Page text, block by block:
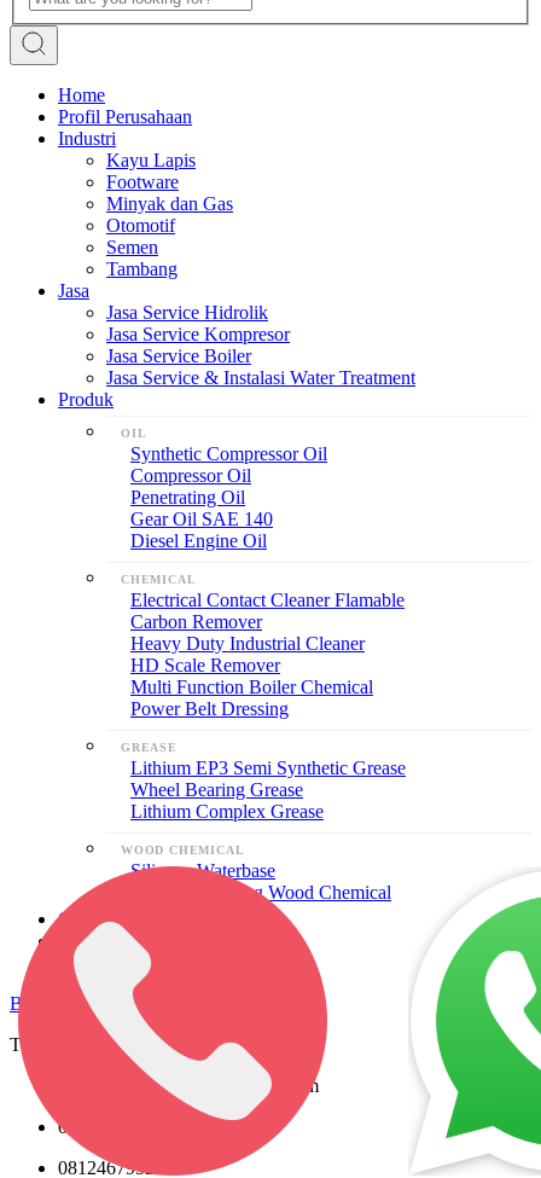
Home
Profil Perusahaan
Industri
Kayu Lapis
Footware
Minyak dan Gas
Otomotif
Semen
Tambang
Jasa
Jasa Service Hidrolik
Jasa Service Kompresor
Jasa Service Boiler
Jasa Service & Instalasi Water Treatment
Produk
OIL
Synthetic Compressor Oil
Compressor Oil
Penetrating Oil
Gear Oil SAE 140
Diesel Engine Oil
CHEMICAL
Electrical Contact Cleaner Flamable
Carbon Remover
Heavy Duty Industrial Cleaner
HD Scale Remover
Multi Function Boiler Chemical
Power Belt Dressing
GREASE
Lithium EP3 Semi Synthetic Grease
Wheel Bearing Grease
Lithium Complex Grease
WOOD CHEMICAL
Silicone Waterbase
Natural Finishing Wood Chemical
Galeri
Artikel
Kontak Kami
Butuh Bantuan ?
Tegal, Jawa Tenggah, Indonesia, ,
sales@ramadhancaturlayorda.com
081246795257
081246795257